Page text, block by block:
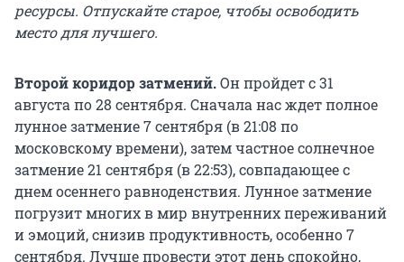
ресурсы. Отпускайте старое, чтобы освободить
место для лучшего.
Второй коридор затмений.Он пройдет с 31
августа по 28 сентября. Сначала нас ждет полное
лунное затмение 7 сентября (в 21:08 по
московскому времени), затем частное солнечное
затмение 21 сентября (в 22:53), совпадающее с
днем осеннего равноденствия. Лунное затмение
погрузит многих в мир внутренних переживаний
и эмоций, снизив продуктивность, особенно 7
сентября. Лучше провести этот день спокойно,